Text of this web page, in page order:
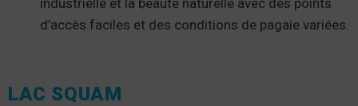
industrielle et la beauté naturelle avec des points
d’accès faciles et des conditions de pagaie variées.
LAC SQUAM